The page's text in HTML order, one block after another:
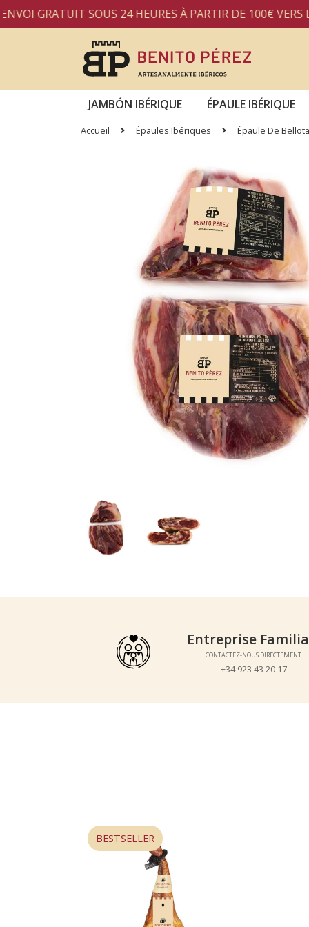
SOUS 24 HEURES À PARTIR DE 100€ VERS
JAMBÓN IBÉRIQUE ÉPAULE IBÉRIQUE
Accueil Épaules Ibériques Épaule De
Entreprise
CONTACTEZ-NOUS DIRECTEMENT
+34 923 43 20 17
Entreprise Familiale
CONTACTEZ-NOUS DIRECTEMENT
+34 923 43 20 17